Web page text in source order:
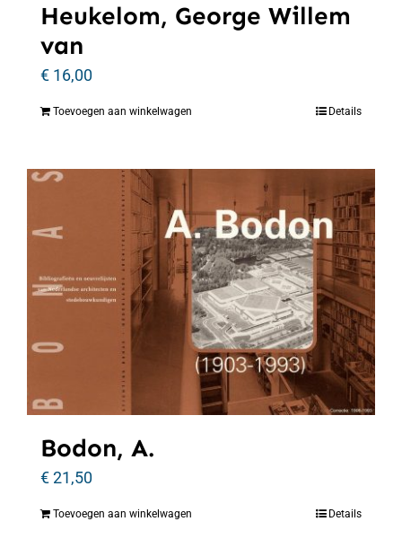
Heukelom, George Willem
van
€ 16,00
Toevoegen aan winkelwagen Details
Bodon, A.
€21,50
Toevoegen aan winkelwagen Details